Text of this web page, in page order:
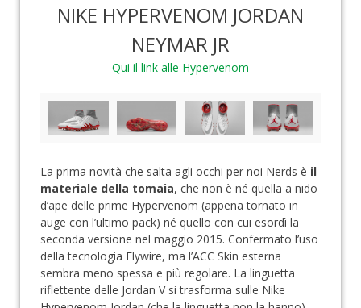
NIKE HYPERVENOM JORDAN
NEYMAR JR
Qui il link alle Hypervenom
La prima novità che salta agli occhi per noi Nerds è il
materiale della tomaia, che non è né quella a nido
d’ape delle prime Hypervenom (appena tornato in
auge con l’ultimo pack) né quello con cui esordì la
seconda versione nel maggio 2015. Confermato l’uso
della tecnologia Flywire, ma l’ACC Skin esterna
sembra meno spessa e più regolare. La linguetta
riflettente delle Jordan V si trasforma sulle Nike